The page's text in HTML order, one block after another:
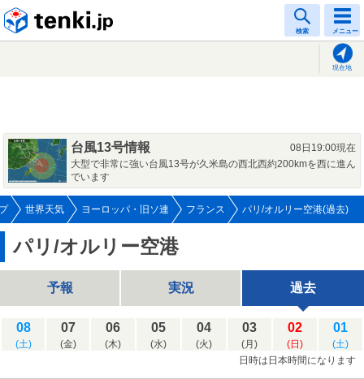
検索 メニュー
現在地
台風13号情報
08日19:00現在
大型で非常に強い台風13号が久米島の西北西約200kmを西に進ん
でいます
世界天気 ヨーロッパ・旧ソ連 フランス パリ/オルリー空港(過去)
パリ/オルリー空港
予報 実況 過去
08
(土)
07
(金)
06
(木)
05
(水)
04
(火)
03
(月)
02
(日)
01
(土)
日時は日本時間になります